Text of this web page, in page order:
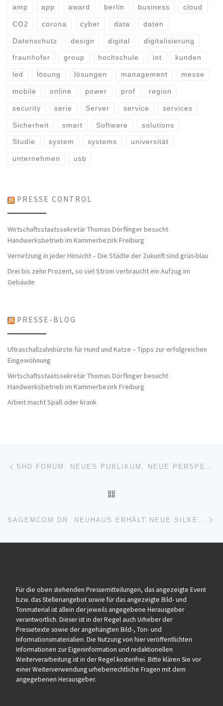
amp app award berlin business cloud
CO2 corona cyber data daten
Datenschutz design digital digitalisierung
fraunhofer group hochschule iot kunden
led lösung lösungen management messe
mobile online power prof region
security serie Server service services
Sicherheit smart Software solutions
Studie system systems universität
unternehmen usb
PRESSE CONTROL
Wirtschaftsstaatssekretär Thomas Dörflinger besucht
Handwerksbetrieb im Kammerbezirk Freiburg
Vernetzung in jeder Hinsicht – Die Städte der Zukunft sind grün-blau
Drei bis zehn Prozent, so viel Strom verbraucht ein Aufzug im
Gebäude
PRESSE-BLOG
Ultraschallzahnbürste für Hund und Katze – Tipps zur erfolgreichen
Eingewöhnung
Wirtschaftsstaatssekretär Thomas Dörflinger besucht
Handwerksbetrieb im Kammerbezirk Freiburg
Arbeit macht Spaß oder krank
Beitragsnavigation
Für die oben stehenden Pressemitteilungen, das angezeigte Event
bzw. das Stellenangebot sowie für das angezeigte Bild- und
Tonmaterial ist allein der jeweils angegebene Herausgeber
verantwortlich. Dieser ist in der Regel auch Urheber der
Pressetexte sowie der angehängten Bild-, Ton- und
Informationsmaterialien. Die Nutzung von hier veröffentlichten
Informationen zur Eigeninformation und redaktionellen
Weiterverarbeitung ist in der Regel kostenfrei. Bitte klären Sie vor
einer Weiterverwendung urheberrechtliche Fragen mit dem
angegebenen Herausgeber.